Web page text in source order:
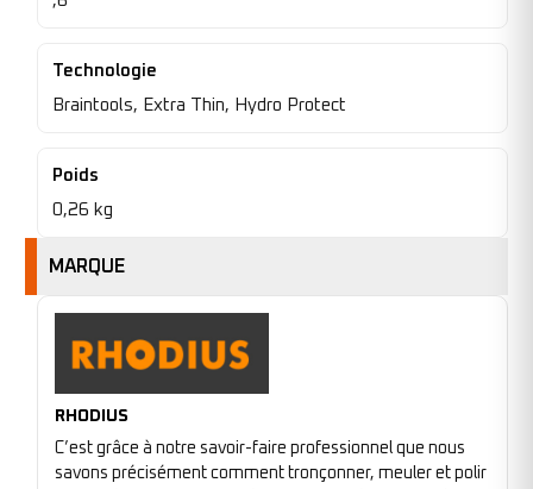
Technologie
Braintools, Extra Thin, Hydro Protect
Poids
0,26 kg
MARQUE
RHODIUS
C’est grâce à notre savoir-faire professionnel que nous
savons précisément comment tronçonner, meuler et polir